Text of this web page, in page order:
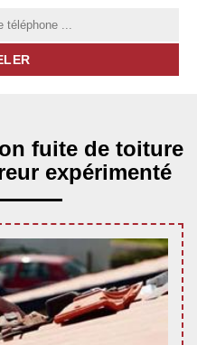
fuite de toiture
expérimenté